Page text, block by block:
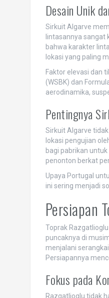
Desain Unik
Sirkuit Algarve
lintasannya sangat
bahwa karakter
lokasi yang paling
Faktor elevasi dan
(WSBK) dan
aerodinamika,
Pentingnya
Sirkuit Algarve
lokasi pengujian
bagi pabrikan
penonton berkat
Upaya Portugal
ini sering menjadi
Persiapan
Toprak
puncaknya di
menjalani
Persiapannya
Fokus pada
Razgatlioglu tidak